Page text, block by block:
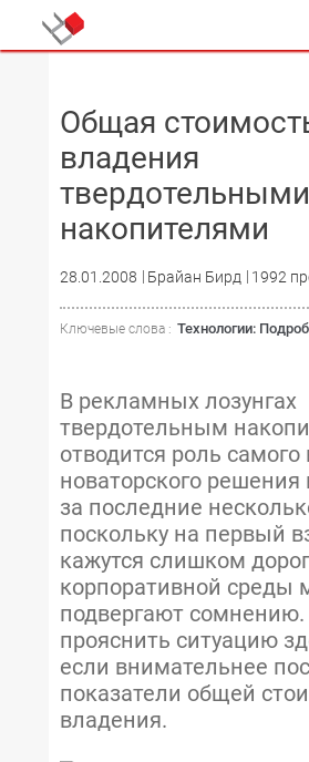
Общая
владения
твердотельными
накопителями
28.01.2008 Брайан Бирд 1992
Ключевые слова : Технологии:
В рекламных лозунгах
твердотельным
отводится роль
новаторского
за последние
поскольку на первый
кажутся слишком
корпоративной среды
подвергают
прояснить ситуацию
если внимательнее
показатели общей
владения.